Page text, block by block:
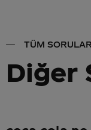
TÜM SORULAR
Diğer